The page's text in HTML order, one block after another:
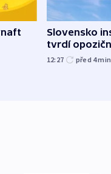
Slovensko
tvrdí
12:27 před 4